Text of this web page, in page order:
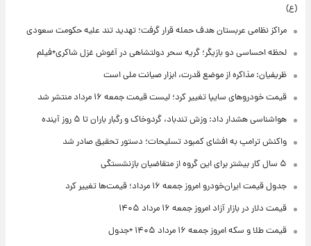
(ع)
مراکز نظامی عربستان هدف حمله قرار گرفت؛ تهدید تند علیه حکومت سعودی
لحظه احساسی دو بازیگر؛ گریه سحر دولتشاهی در آغوش غزل شاکری+فیلم
ظریفیان: مذاکره از موضع قدرت، ابزار صیانت ملی است
قیمت خودروهای سایپا تغییر کرد؛ لیست قیمت جمعه ۱۶ مرداد منتشر شد
هواشناسی هشدار داد: وزش تندباد، گردوخاک و رگبار باران تا ۵ روز آینده
واکنش ترامپ به افشای کمبود تسلیحات؛ دستور تحقیق صادر شد
۵ سال کار بیشتر برای این گروه از متقاضیان بازنشستگی
جدول قیمت ایران‌خودرو امروز جمعه ۱۶ مرداد؛ قیمت‌ها تغییر کرد
قیمت دلار در بازار آزاد امروز جمعه ۱۶ مرداد ۱۴۰۵
قیمت طلا و سکه امروز جمعه ۱۶ مرداد ۱۴۰۵ +جدول